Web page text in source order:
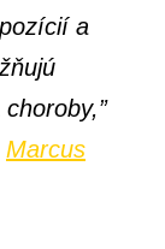
a
Marcus